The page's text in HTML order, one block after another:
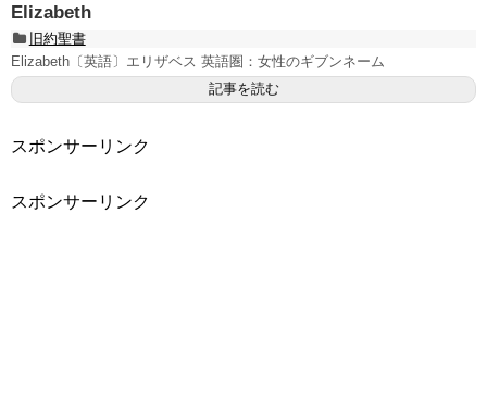
Elizabeth
旧約聖書
Elizabeth〔英語〕エリザベス 英語圏：女性のギブンネーム
記事を読む
スポンサーリンク
スポンサーリンク